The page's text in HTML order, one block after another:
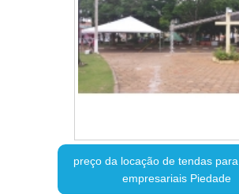
preço da locação de tendas
empresariais Piedade